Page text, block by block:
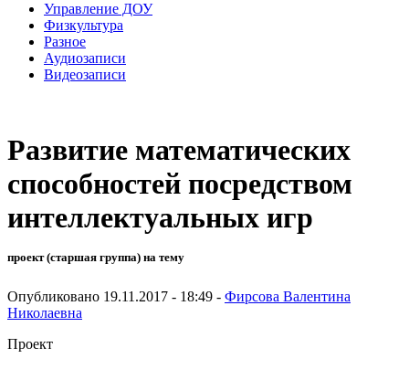
Управление ДОУ
Физкультура
Разное
Аудиозаписи
Видеозаписи
Развитие математических
способностей посредством
интеллектуальных игр
проект (старшая группа) на тему
Опубликовано 19.11.2017 - 18:49 - Фирсова Валентина
Николаевна
Проект